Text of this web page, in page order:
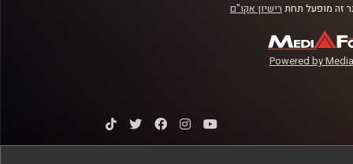
זה מופעל תחת רישיון אקו"ם
Powered by